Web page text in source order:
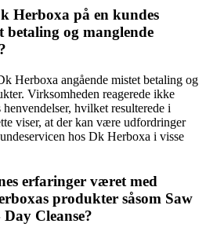
Herboxa på en kundes
betaling og manglende
Herboxa angående mistet betaling og
Virksomheden reagerede ikke
hvilket resulterede i
viser, at der kan være udfordringer
hos Dk Herboxa i visse
erfaringer været med
produkter såsom Saw
Cleanse?